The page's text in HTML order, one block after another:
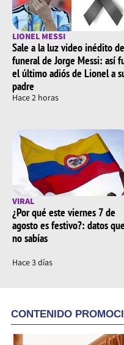
LIONEL MESSI
Sale a la luz video inédito
funeral de Jorge Messi: así
el último adiós de Lionel a
padre
Hace 2 horas
VIRAL
¿Por qué este viernes 7 de
agosto es festivo?: datos que
no sabías
Hace 3 días